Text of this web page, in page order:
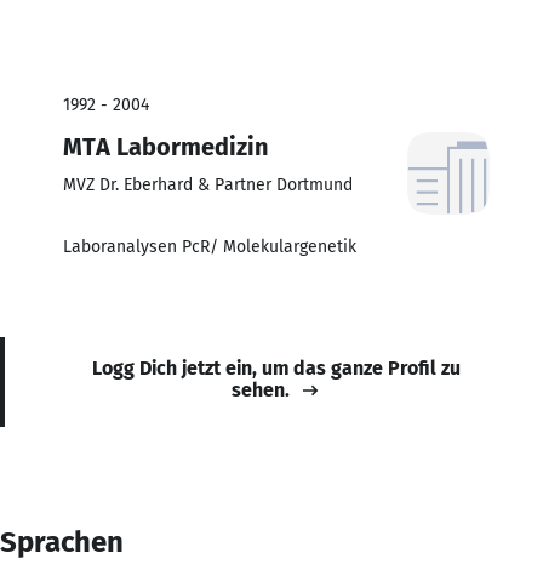
1992 - 2004
MTA Labormedizin
MVZ Dr. Eberhard & Partner Dortmund
Laboranalysen PcR/ Molekulargenetik
Logg Dich jetzt ein, um das ganze Profil zu
sehen.
Sprachen